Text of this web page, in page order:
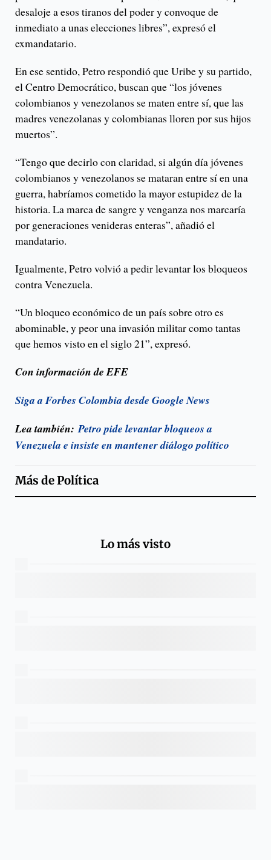
desaloje a esos tiranos del poder y convoque de
inmediato a unas elecciones libres”, expresó el
exmandatario.
En ese sentido, Petro respondió que Uribe y su partido,
el Centro Democrático, buscan que “los jóvenes
colombianos y venezolanos se maten entre sí, que las
madres venezolanas y colombianas lloren por sus hijos
muertos”.
“Tengo que decirlo con claridad, si algún día jóvenes
colombianos y venezolanos se mataran entre sí en una
guerra, habríamos cometido la mayor estupidez de la
historia. La marca de sangre y venganza nos marcaría
por generaciones venideras enteras”, añadió el
mandatario.
Igualmente, Petro volvió a pedir levantar los bloqueos
contra Venezuela.
“Un bloqueo económico de un país sobre otro es
abominable, y peor una invasión militar como tantas
que hemos visto en el siglo 21”, expresó.
Con información de EFE
Siga a Forbes Colombia desde Google News
Lea también:Petro pide levantar bloqueos a
Venezuela e insiste en mantener diálogo político
Más dePolítica
Lo más visto